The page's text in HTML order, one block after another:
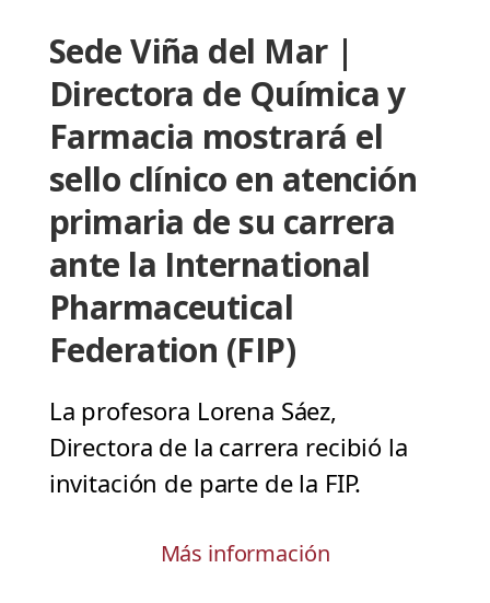
Sede Viña del Mar |
Directora de Química y
Farmacia mostrará el
sello clínico en atención
primaria de su carrera
ante la International
Pharmaceutical
Federation (FIP)
La profesora Lorena Sáez,
Directora de la carrera recibió la
invitación de parte de la FIP.
Más información